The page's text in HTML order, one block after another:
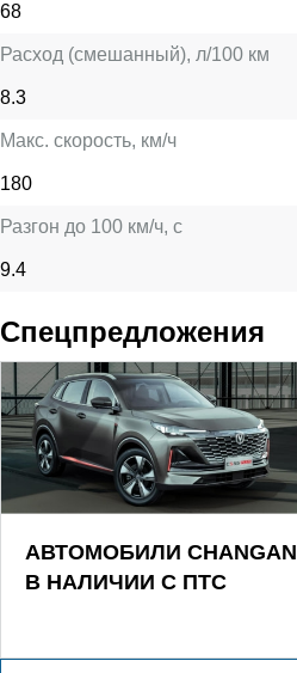
68
Расход (смешанный), л/100 км
8.3
Макс. скорость, км/ч
180
Разгон до 100 км/ч, с
9.4
Спецпредложения
АВТОМОБИЛИ CHANGAN
В НАЛИЧИИ С ПТС